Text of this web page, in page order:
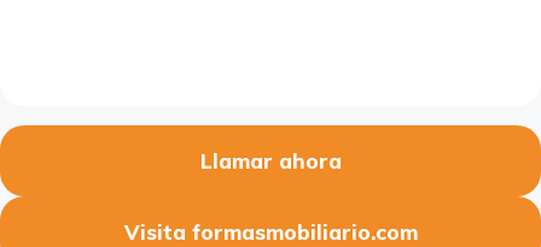
Llamar ahora
Visita formasmobiliario.com